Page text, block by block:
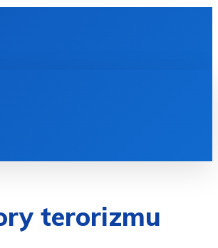
terorizmu